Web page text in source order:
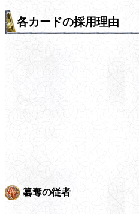
各カードの採用理由
簒奪の従者